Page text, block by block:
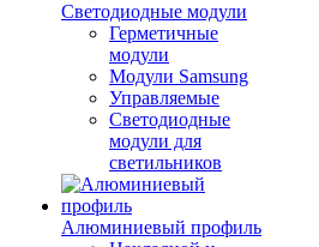
Светодиодные модули
Герметичные
модули
Модули Samsung
Управляемые
Светодиодные
модули для
светильников
Алюминиевый профиль